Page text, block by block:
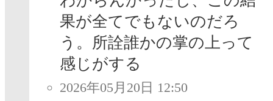
果が全てでもないのだろ
う。所詮誰かの掌の上って
感じがする
2026年05月20日 12:50